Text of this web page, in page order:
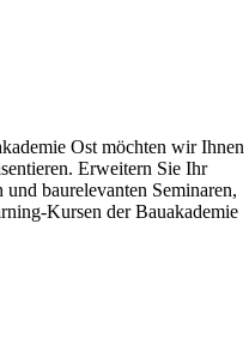
Ost möchten wir Ihnen
Erweitern Sie Ihr
baurelevanten Seminaren,
Kursen der Bauakademie